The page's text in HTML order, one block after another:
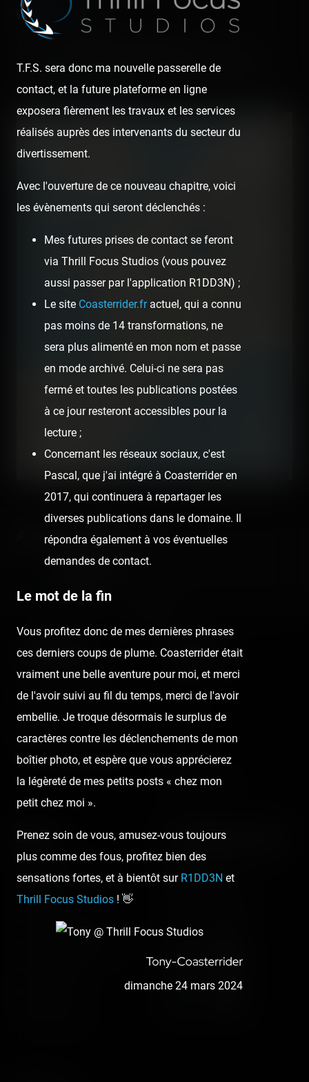
Have you already rode them? Check and register your
rides on Coasterr1dd3n.
+
−
200 mi
©OpenStreetMap contributors
About the author
Coasterrider
Coasterrider
parks, fairgrounds and
entertainment enthusiasts.
Shortcut
Videos
Reports
Instant pictures
About
The Coasterrider Team
Contact us
Acknowledgements
Let's keep in touch
Newsletter
T.F.S. sera donc ma nouvelle passerelle de
contact, et la future plateforme en ligne
exposera fièrement les travaux et les services
réalisés auprès des intervenants du secteur du
divertissement.
Avec l'ouverture de ce nouveau chapitre, voici
les évènements qui seront déclenchés :
Mes futures prises de contact se feront
via Thrill Focus Studios (vous pouvez
aussi passer par l'application R1DD3N) ;
Le site Coasterrider.fractuel, qui a connu
pas moins de 14 transformations, ne
sera plus alimenté en mon nom et passe
en mode archivé. Celui-ci ne sera pas
fermé et toutes les publications postées
à ce jour resteront accessibles pour la
lecture ;
Concernant les réseaux sociaux, c'est
Pascal, que j'ai intégré à Coasterrider en
2017, qui continuera à repartager les
diverses publications dans le domaine. Il
répondra également à vos éventuelles
demandes de contact.
Le mot de la fin
Vous profitez donc de mes dernières phrases
ces derniers coups de plume. Coasterrider était
vraiment une belle aventure pour moi, et merci
de l'avoir suivi au fil du temps, merci de l'avoir
embellie. Je troque désormais le surplus de
caractères contre les déclenchements de mon
boîtier photo, et espère que vous apprécierez
la légèreté de mes petits posts « chez mon
petit chez moi ».
Prenez soin de vous, amusez-vous toujours
plus comme des fous, profitez bien des
sensations fortes, et à bientôt sur R1DD3N et
Thrill Focus Studios ! 👋
dimanche 24 mars 2024